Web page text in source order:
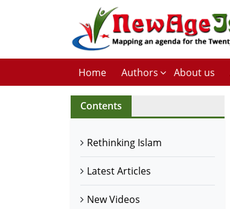
Home Authors About us
Contents
Rethinking Islam
Latest Articles
New Videos